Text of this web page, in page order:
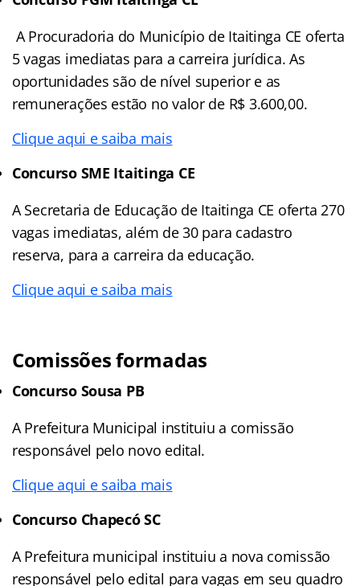
A Procuradoria do Município de Itaitinga CE oferta
5 vagas imediatas para a carreira jurídica. As
oportunidades são de nível superior e as
remunerações estão no valor de R$ 3.600,00.
Clique aqui e saiba mais
Concurso SME Itaitinga CE
A Secretaria de Educação de Itaitinga CE oferta 270
vagas imediatas, além de 30 para cadastro
reserva, para a carreira da educação.
Clique aqui e saiba mais
Comissões formadas
Concurso Sousa PB
A Prefeitura Municipal instituiu a comissão
responsável pelo novo edital.
Clique aqui e saiba mais
Concurso Chapecó SC
A Prefeitura municipal instituiu a nova comissão
responsável pelo edital para vagas em seu quadro